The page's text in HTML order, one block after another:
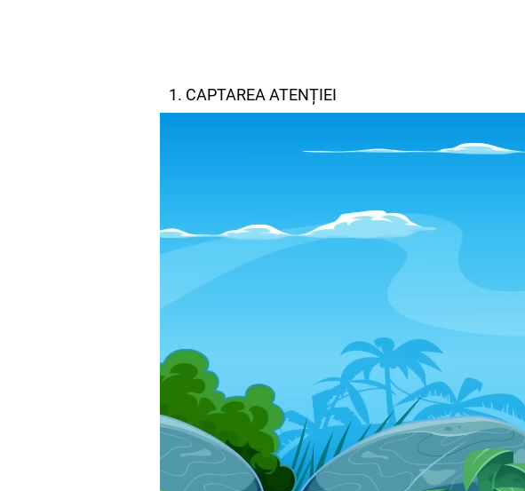
1. CAPTAREA ATENȚIEI